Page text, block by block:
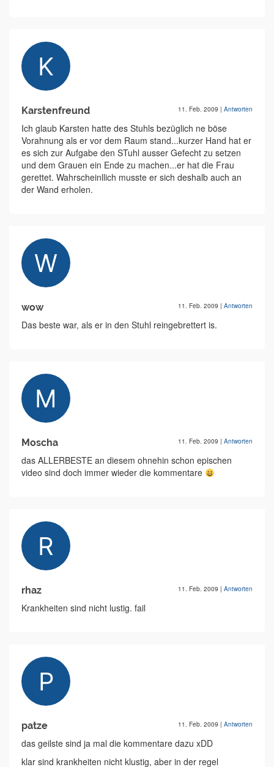
Karstenfreund 11. Feb. 2009 | Antworten
Ich glaub Karsten hatte des Stuhls bezüglich ne böse
Vorahnung als er vor dem Raum stand...kurzer Hand hat er
es sich zur Aufgabe den STuhl ausser Gefecht zu setzen
und dem Grauen ein Ende zu machen...er hat die Frau
gerettet. Wahrscheinllich musste er sich deshalb auch an
der Wand erholen.
wow 11. Feb. 2009 | Antworten
Das beste war, als er in den Stuhl reingebrettert is.
Moscha 11. Feb. 2009 | Antworten
das ALLERBESTE an diesem ohnehin schon epischen
video sind doch immer wieder die kommentare
rhaz 11. Feb. 2009 | Antworten
Krankheiten sind nicht lustig. fail
patze 11. Feb. 2009 | Antworten
das geilste sind ja mal die kommentare dazu xDD
klar sind krankheiten nicht klustig, aber in der regel